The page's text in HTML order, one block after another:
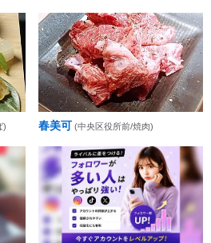
) 春美可 (中央区役所前/焼肉)